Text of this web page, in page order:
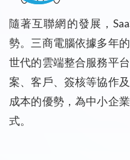
隨著互聯網的發展，
勢。三商電腦依據多年
世代的雲端整合服務平
案、客戶、簽核等協作
成本的優勢，為中小企
式。